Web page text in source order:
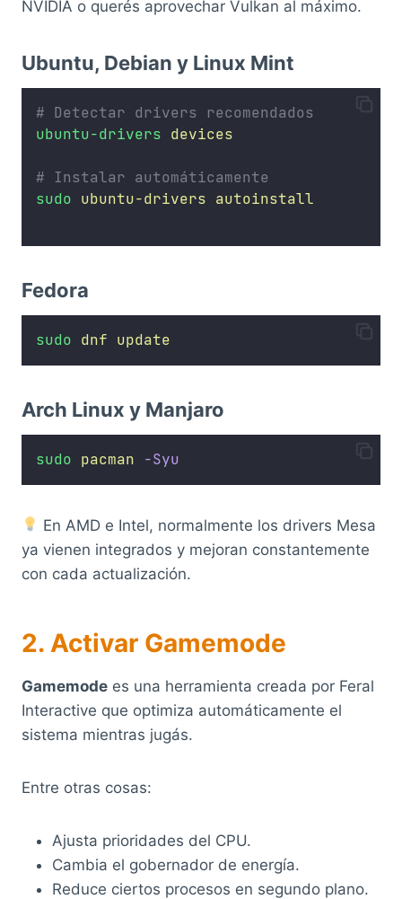
NVIDIA o querés aprovechar Vulkan al máximo.
Ubuntu, Debian y Linux Mint
# Detectar drivers recomendados
ubuntu-drivers devices
# Instalar automáticamente
sudo ubuntu-drivers autoinstall
Fedora
sudo dnf update
Arch Linux y Manjaro
sudo pacman -Syu
En AMD e Intel, normalmente los drivers Mesa
ya vienen integrados y mejoran constantemente
con cada actualización.
2. Activar Gamemode
Gamemode es una herramienta creada por Feral
Interactive que optimiza automáticamente el
sistema mientras jugás.
Entre otras cosas:
Ajusta prioridades del CPU.
Cambia el gobernador de energía.
Reduce ciertos procesos en segundo plano.